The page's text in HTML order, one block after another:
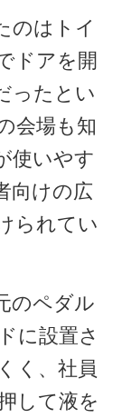
のはトイ
ドアを開
ったとい
会場も知
使いやす
向けの広
られてい
のペダル
に設置さ
く、社員
して液を